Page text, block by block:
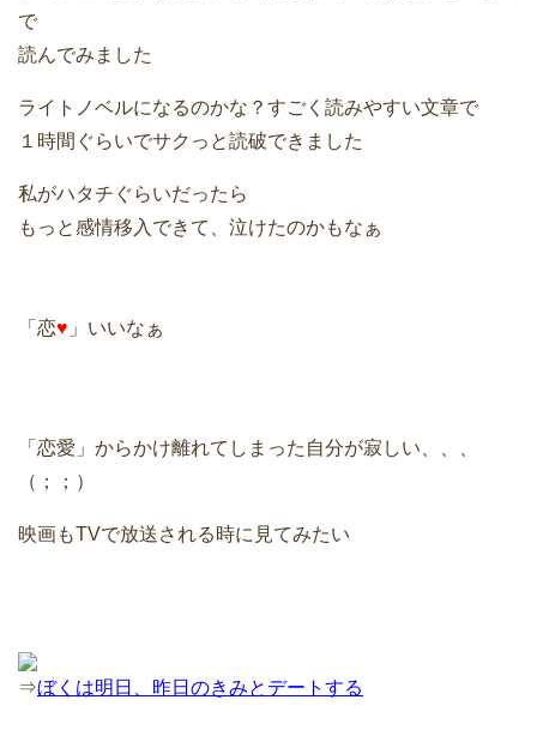
で
読んでみました
ライトノベルになるのかな？すごく読みやすい文章で
１時間ぐらいでサクっと読破できました
私がハタチぐらいだったら
もっと感情移入できて、泣けたのかもなぁ
「恋♥ 」いいなぁ
「恋愛」からかけ離れてしまった自分が寂しい、、、
（；；）
映画もTVで放送される時に見てみたい
⇒ぼくは明日、昨日のきみとデートする